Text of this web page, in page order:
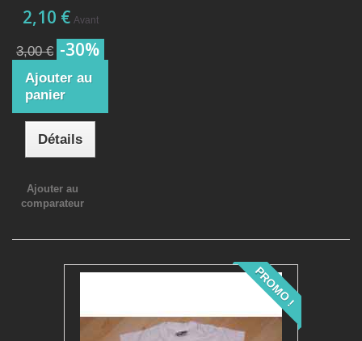
2,10 € Avant
3,00 € -30%
Ajouter au
panier
Détails
Ajouter au
comparateur
PROMO !